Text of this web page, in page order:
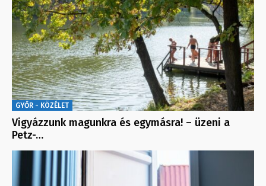
GYŐR - KÖZÉLET
Vigyázzunk magunkra és egymásra! – üzeni a
Petz-…